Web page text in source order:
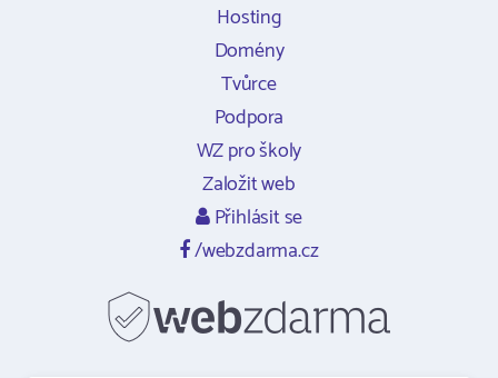
Hosting
Domény
Tvůrce
Podpora
WZ pro školy
Založit web
Přihlásit se
/webzdarma.cz